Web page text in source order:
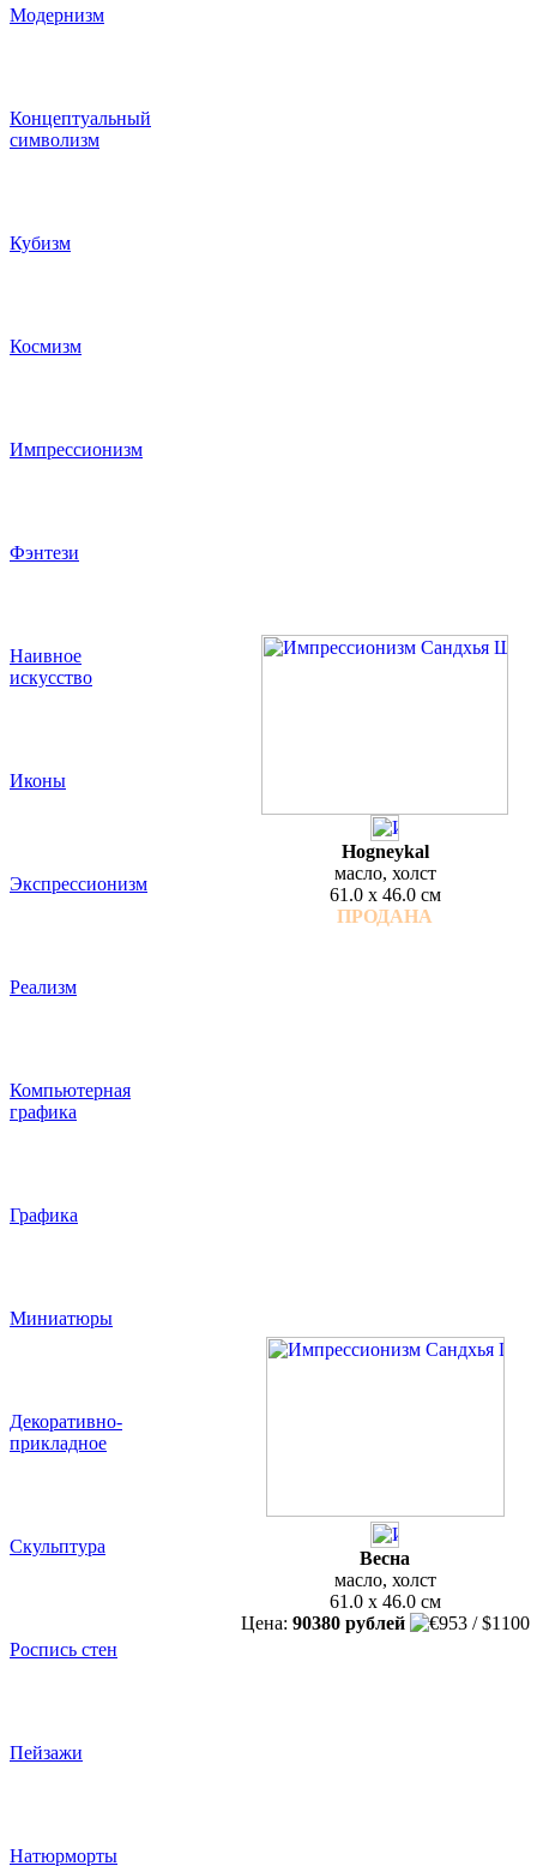
Модернизм
Концептуальный
символизм
Кубизм
Космизм
Импрессионизм
Фэнтези
Наивное
искусство
Иконы
Экспрессионизм
Реализм
Компьютерная
графика
Графика
Миниатюры
Декоративно-
прикладное
Скульптура
Роспись стен
Пейзажи
Натюрморты
Hogneykal
масло, холст
61.0 x 46.0 см
ПРОДАНА
Весна
масло, холст
61.0 x 46.0 см
Цена: 90380 рублей